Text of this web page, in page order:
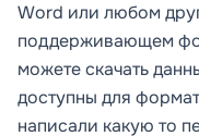
Word или любом
поддерживающем
можетескачать
доступны для
написали какую то